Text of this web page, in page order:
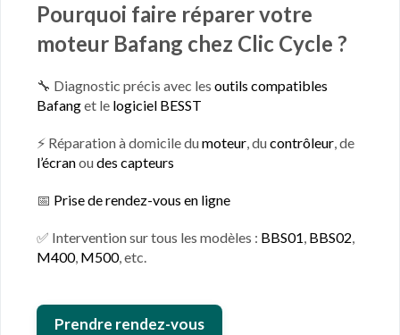
Pourquoi faire réparer votre
moteur Bafang chez Clic Cycle ?
🔧 Diagnostic précis avec les outils compatibles
Bafanget le logiciel BESST
⚡ Réparation à domicile dumoteur, ducontrôleur, de
l’écranoudes capteurs
📅 Prise de rendez-vous en ligne
✅ Intervention sur tous les modèles : BBS01, BBS02,
M400, M500, etc.
Prendre rendez-vous